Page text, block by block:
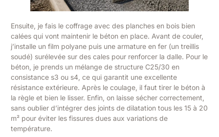
Ensuite, je fais le coffrage avec des planches en bois bien
calées qui vont maintenir le béton en place. Avant de couler,
j’installe un film polyane puis une armature en fer (un treillis
soudé) surélevée sur des cales pour renforcer la dalle. Pour le
béton, je prends un mélange de structure C25/30 en
consistance s3 ou s4, ce qui garantit une excellente
résistance extérieure. Après le coulage, il faut tirer le béton à
la règle et bien le lisser. Enfin, on laisse sécher correctement,
sans oublier d’intégrer des joints de dilatation tous les 15 à 20
m² pour éviter les fissures dues aux variations de
température.